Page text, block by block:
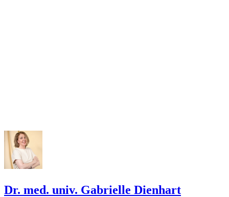
Dr. med. univ. Gabrielle Dienhart